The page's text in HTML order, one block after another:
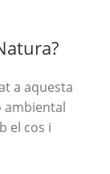
a aquesta
ambiental
el cos i